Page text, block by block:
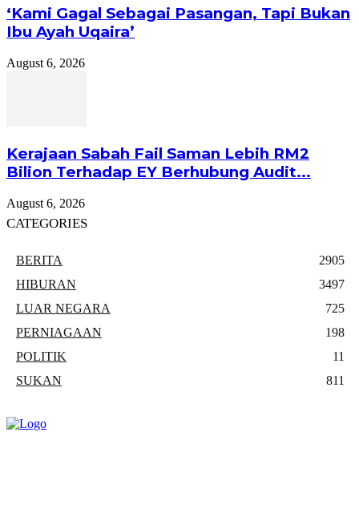
‘Kami Gagal Sebagai Pasangan, Tapi Bukan
Ibu Ayah Uqaira’
August 6, 2026
Kerajaan Sabah Fail Saman Lebih RM2
Bilion Terhadap EY Berhubung Audit...
August 6, 2026
CATEGORIES
BERITA
2905
HIBURAN
3497
LUAR NEGARA
725
PERNIAGAAN
198
POLITIK
11
SUKAN
811